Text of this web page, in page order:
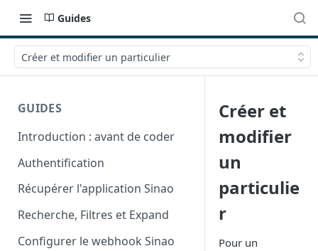
Guides
Créer et modifier un particulier
GUIDES
Introduction : avant de coder
Authentification
Récupérer l'application Sinao
Recherche, Filtres et Expand
Configurer le webhook Sinao
Créer et
modifier
un
particulie
r
Pour un